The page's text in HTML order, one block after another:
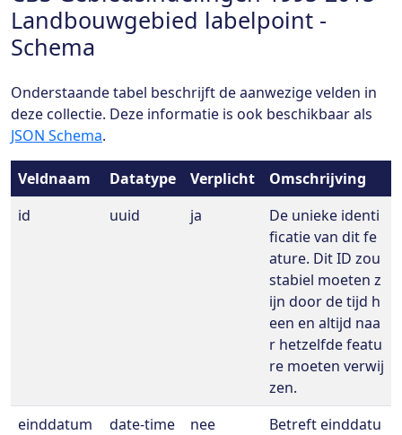
Landbouwgebied labelpoint -
Schema
Onderstaande tabel beschrijft de aanwezige velden in
deze collectie. Deze informatie is ook beschikbaar als
JSON Schema.
Veldnaam Datatype Verplicht
Omschrijving
id
uuid ja
De unieke identi
ficatie van dit fe
ature. Dit ID zou
stabiel moeten z
ijn door de tijd h
een en altijd naa
r hetzelfde featu
re moeten verwij
zen.
einddatum
date-time nee
Betreft einddatu